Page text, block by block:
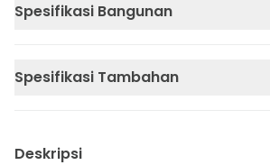
Spesifikasi Bangunan
Spesifikasi Tambahan
Deskripsi